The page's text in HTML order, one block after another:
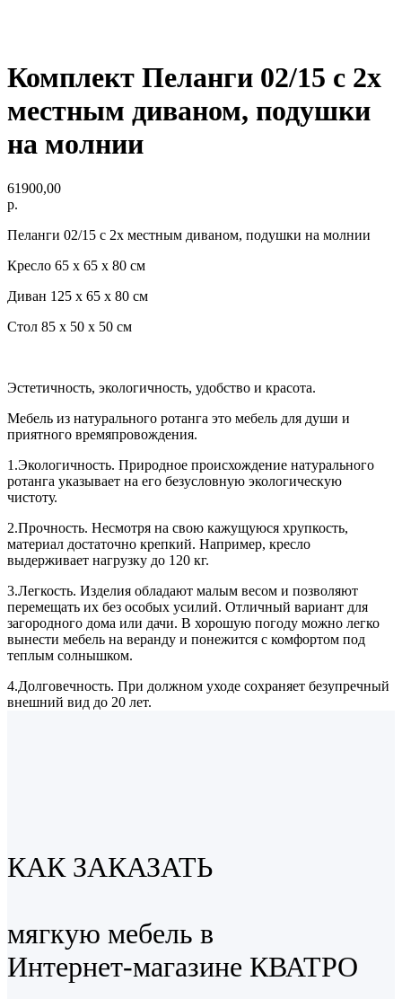
Комплект Пеланги 02/15 с 2х
местным диваном, подушки
на молнии
61900,00
р.
Пеланги 02/15 с 2х местным диваном, подушки на молнии
Кресло 65 x 65 x 80 см
Диван 125 x 65 x 80 см
Стол 85 x 50 x 50 см
Эстетичность, экологичность, удобство и красота.
Мебель из натурального ротанга это мебель для души и
приятного времяпровождения.
1.Экологичность. Природное происхождение натурального
ротанга указывает на его безусловную экологическую
чистоту.
2.Прочность. Несмотря на свою кажущуюся хрупкость,
материал достаточно крепкий. Например, кресло
выдерживает нагрузку до 120 кг.
3.Легкость. Изделия обладают малым весом и позволяют
перемещать их без особых усилий. Отличный вариант для
загородного дома или дачи. В хорошую погоду можно легко
вынести мебель на веранду и понежится с комфортом под
теплым солнышком.
4.Долговечность. При должном уходе сохраняет безупречный
внешний вид до 20 лет.
КАК ЗАКАЗАТЬ
мягкую мебель в
Интернет-магазине КВАТРО